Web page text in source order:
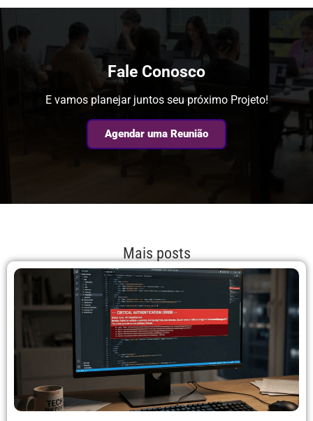
Fale Conosco
E vamos planejar juntos seu próximo Projeto!
Agendar uma Reunião
Mais posts